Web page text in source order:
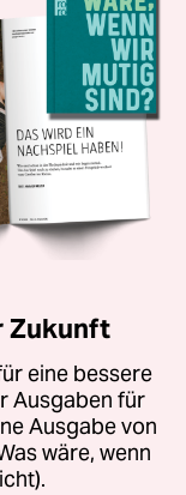
Zukunft
eine bessere
Ausgaben für
Ausgabe von
wäre, wenn